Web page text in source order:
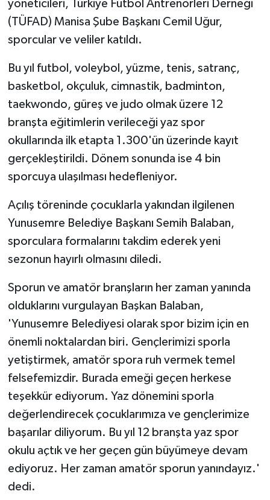
yöneticileri, Türkiye Futbol Antrenörleri Derneği
(TÜFAD) Manisa Şube Başkanı Cemil Uğur,
sporcular ve veliler katıldı.
Bu yıl futbol, voleybol, yüzme, tenis, satranç,
basketbol, okçuluk, cimnastik, badminton,
taekwondo, güreş ve judo olmak üzere 12
branşta eğitimlerin verileceği yaz spor
okullarında ilk etapta 1.300'ün üzerinde kayıt
gerçekleştirildi. Dönem sonunda ise 4 bin
sporcuya ulaşılması hedefleniyor.
Açılış töreninde çocuklarla yakından ilgilenen
Yunusemre Belediye Başkanı Semih Balaban,
sporculara formalarını takdim ederek yeni
sezonun hayırlı olmasını diledi.
Sporun ve amatör branşların her zaman yanında
olduklarını vurgulayan Başkan Balaban,
'Yunusemre Belediyesi olarak spor bizim için en
önemli noktalardan biri. Gençlerimizi sporla
yetiştirmek, amatör spora ruh vermek temel
felsefemizdir. Burada emeği geçen herkese
teşekkür ediyorum. Yaz dönemini sporla
değerlendirecek çocuklarımıza ve gençlerimize
başarılar diliyorum. Bu yıl 12 branşta yaz spor
okulu açtık ve her geçen gün büyümeye devam
ediyoruz. Her zaman amatör sporun yanındayız.'
dedi.